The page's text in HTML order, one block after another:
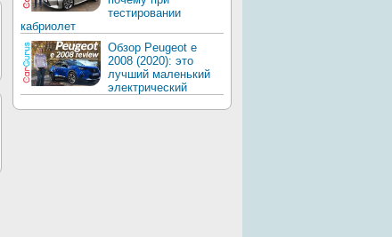
тестировании
кабриолет
Обзор Peugeot e
2008 (2020): это
лучший маленький
электрический